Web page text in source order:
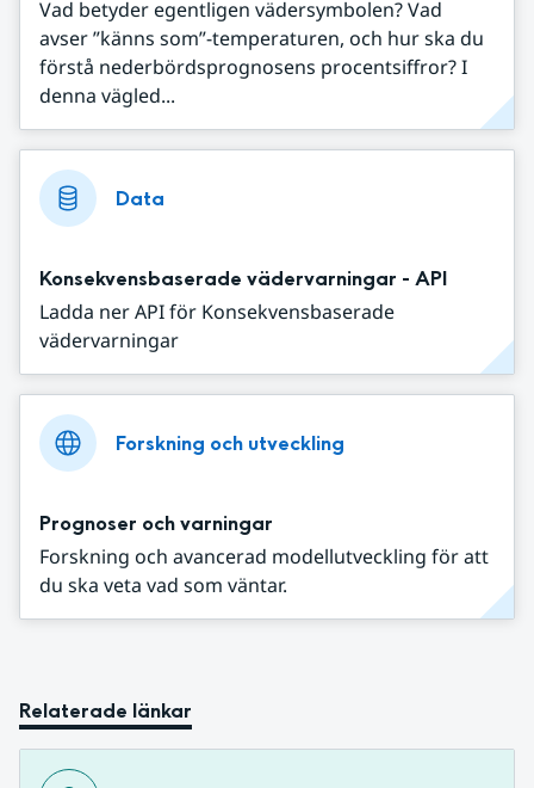
Vad betyder egentligen vädersymbolen? Vad
avser ”känns som”-temperaturen, och hur ska du
förstå nederbördsprognosens procentsiffror? I
denna vägled...
Data
Konsekvensbaserade vädervarningar - API
Ladda ner API för Konsekvensbaserade
vädervarningar
Forskning och utveckling
Prognoser och varningar
Forskning och avancerad modellutveckling för att
du ska veta vad som väntar.
Relaterade länkar